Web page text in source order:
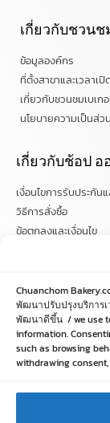
Chuanchom
พัฒนาปรับปรุงบริการ
พัฒนาดีขึ้น / we use
information.
such as browsing
withdrawing
เกี่ยวกับชวนช
ข้อมูลองค์กร
ที่ตั้งสาขาและเวลาเ
เกี่ยวกับชวนชมเบเก
นโยบายความเป็นส่ว
เกี่ยวกับช้อป
เงื่อนไขการรับประกัน
วิธีการสั่งซื้อ
ข้อตกลงและเงื่อนไข
ติดตามข่าวสา